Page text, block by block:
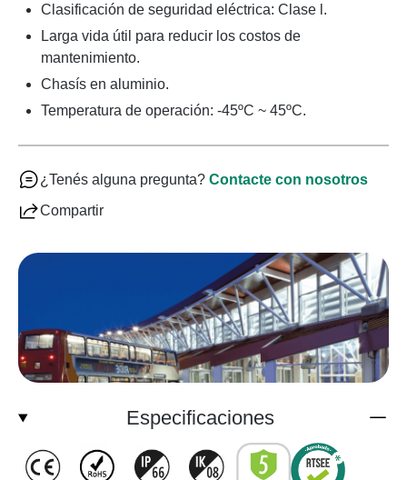
Clasificación de seguridad eléctrica: Clase l.
Larga vida útil para reducir los costos de
mantenimiento.
Chasís en aluminio.
Temperatura de operación: -45ºC ~ 45ºC.
¿Tenés alguna pregunta? Contacte con nosotros
Compartir
Especificaciones